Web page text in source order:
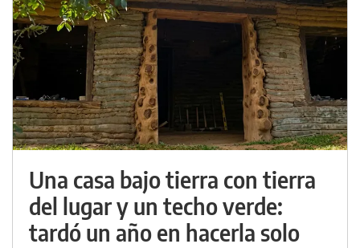
Una casa bajo tierra con tierra
del lugar y un techo verde:
tardó un año en hacerla solo